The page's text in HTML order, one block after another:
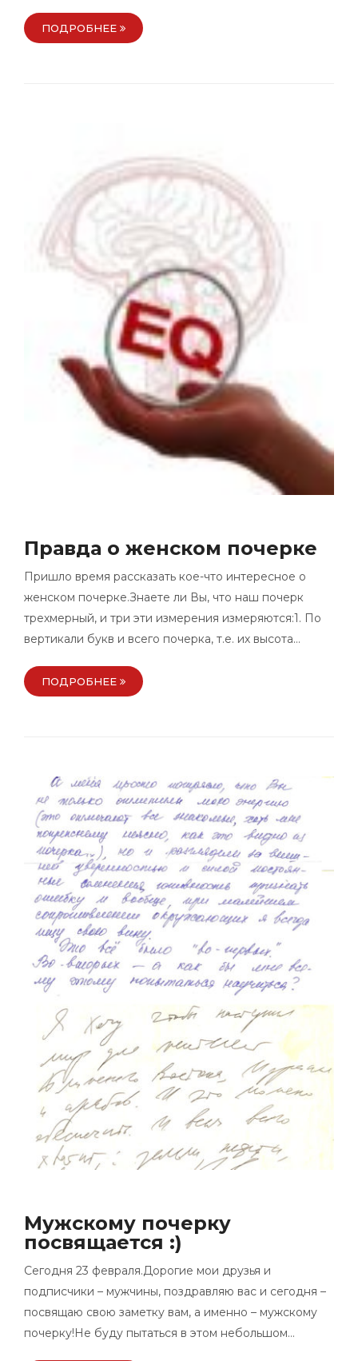
ПОДРОБНЕЕ
Правда о женском почерке
Пришло время рассказать кое-что интересное о
женском почерке.Знаете ли Вы, что наш почерк
трехмерный, и три эти измерения измеряются:1. По
вертикали букв и всего почерка, т.е. их высота…
ПОДРОБНЕЕ
Мужскому почерку
посвящается :)
Сегодня 23 февраля.Дорогие мои друзья и
подписчики – мужчины, поздравляю вас и сегодня –
посвящаю свою заметку вам, а именно – мужскому
почерку!Не буду пытаться в этом небольшом…